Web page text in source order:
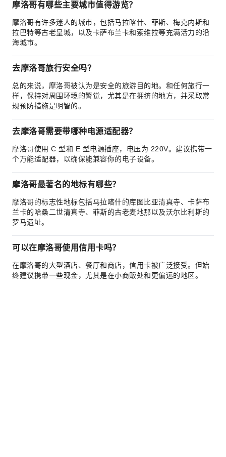
摩洛哥有哪些主要城市值得游览？
摩洛哥有许多迷人的城市，包括马拉喀什、菲斯、梅克内斯和
拉巴特等古老皇城，以及卡萨布兰卡和索维拉等充满活力的沿
海城市。
去摩洛哥旅行安全吗？
总的来说，摩洛哥被认为是安全的旅游目的地。和任何旅行一
样，保持对周围环境的警觉，尤其是在拥挤的地方，并采取常
规预防措施是明智的。
去摩洛哥需要带哪种电源适配器？
摩洛哥使用 C 型和 E 型电源插座，电压为 220V。建议携带一
个万能适配器，以确保能兼容你的电子设备。
摩洛哥最著名的地标有哪些？
摩洛哥的标志性地标包括马拉喀什的库图比亚清真寺、卡萨布
兰卡的哈桑二世清真寺、菲斯的古老麦地那以及沃尔比利斯的
罗马遗址。
可以在摩洛哥使用信用卡吗？
在摩洛哥的大型酒店、餐厅和商店，信用卡被广泛接受。但始
终建议携带一些现金，尤其是在小商贩处和更偏远的地区。